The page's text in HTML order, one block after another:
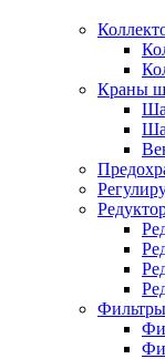
Краны
Фильтры